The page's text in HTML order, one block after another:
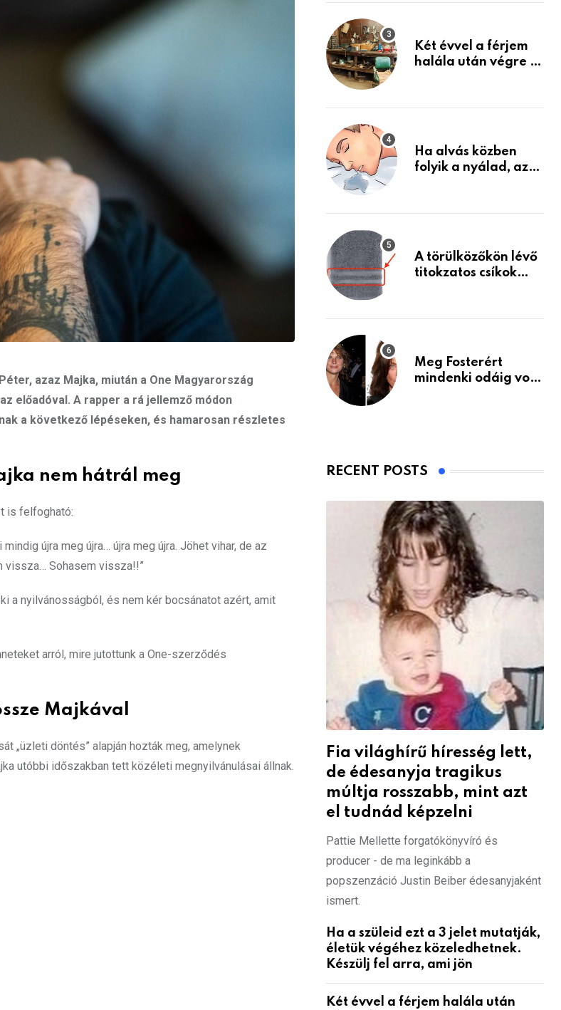
azaz Majka, miután a One Magyarország
előadóval. A rapper a rá jellemző módon
a következő lépéseken, és hamarosan részletes
nem hátrál meg
is felfogható:
újra meg újra… újra meg újra. Jöhet vihar, de az
vissza… Sohasem vissza!!”
a nyilvánosságból, és nem kér bocsánatot azért, amit
arról, mire jutottunk a One-szerződés
Majkával
„üzleti döntés” alapján hozták meg, amelynek
utóbbi időszakban tett közéleti megnyilvánulásai állnak.
Készülj fel arra, ami
Két évvel a férjem
halála után végre át
holmiját – amit
életemet
Ha alvás közben
folyik a nyálad, az
A törülközőkön lévő
titokzatos csíkok
Meg Fosterért
mindenki odáig volt
RECENT POSTS
Fia világhírű híresség lett,
de édesanyja tragikus
múltja rosszabb, mint azt
el tudnád képzelni
Pattie Mellette forgatókönyvíró és
producer - de ma leginkább a
popszenzáció Justin Beiber édesanyjaként
ismert.
Ha a szüleid ezt a 3 jelet mutatják,
életük végéhez közeledhetnek.
Készülj fel arra, ami jön
Két évvel a férjem halála után